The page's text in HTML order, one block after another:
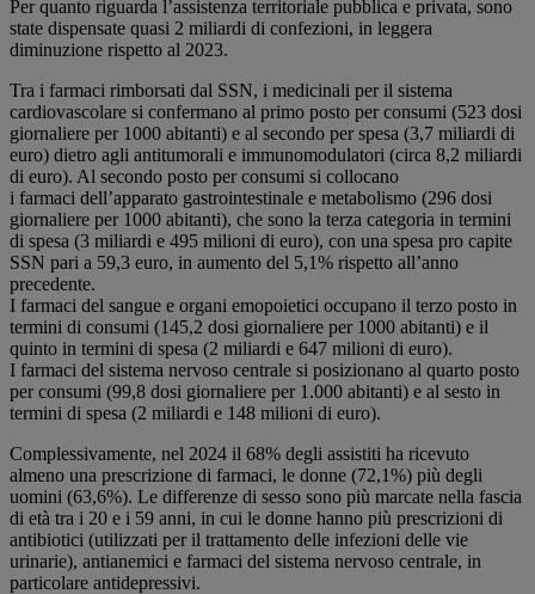
Per quanto riguarda l’assistenza territoriale pubblica e privata, sono
state dispensate quasi 2 miliardi di confezioni, in leggera
diminuzione rispetto al 2023.
Tra i farmaci rimborsati dal SSN, i medicinali per il sistema
cardiovascolare si confermano al primo posto per consumi (523 dosi
giornaliere per 1000 abitanti) e al secondo per spesa (3,7 miliardi di
euro) dietro agli antitumorali e immunomodulatori (circa 8,2 miliardi
di euro). Al secondo posto per consumi si collocano
i farmaci dell’apparato gastrointestinale e metabolismo (296 dosi
giornaliere per 1000 abitanti), che sono la terza categoria in termini
di spesa (3 miliardi e 495 milioni di euro), con una spesa pro capite
SSN pari a 59,3 euro, in aumento del 5,1% rispetto all’anno
precedente.
I farmaci del sangue e organi emopoietici occupano il terzo posto in
termini di consumi (145,2 dosi giornaliere per 1000 abitanti) e il
quinto in termini di spesa (2 miliardi e 647 milioni di euro).
I farmaci del sistema nervoso centrale si posizionano al quarto posto
per consumi (99,8 dosi giornaliere per 1.000 abitanti) e al sesto in
termini di spesa (2 miliardi e 148 milioni di euro).
Complessivamente, nel 2024 il 68% degli assistiti ha ricevuto
almeno una prescrizione di farmaci, le donne (72,1%) più degli
uomini (63,6%). Le differenze di sesso sono più marcate nella fascia
di età tra i 20 e i 59 anni, in cui le donne hanno più prescrizioni di
antibiotici (utilizzati per il trattamento delle infezioni delle vie
urinarie), antianemici e farmaci del sistema nervoso centrale, in
particolare antidepressivi.